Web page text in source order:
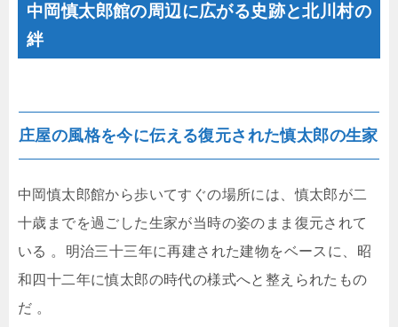
中岡慎太郎館の周辺に広がる史跡と北川村の
絆
庄屋の風格を今に伝える復元された慎太郎の生家
中岡慎太郎館から歩いてすぐの場所には、慎太郎が二
十歳までを過ごした生家が当時の姿のまま復元されて
いる 。明治三十三年に再建された建物をベースに、昭
和四十二年に慎太郎の時代の様式へと整えられたもの
だ 。